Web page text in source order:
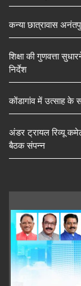
कन्या छात्रावास
शिक्षा की गुणवत्ता
निर्देश
कोंडागांव में उत्साह के
अंडर ट्रायल रिव्यू
बैठक संपन्न